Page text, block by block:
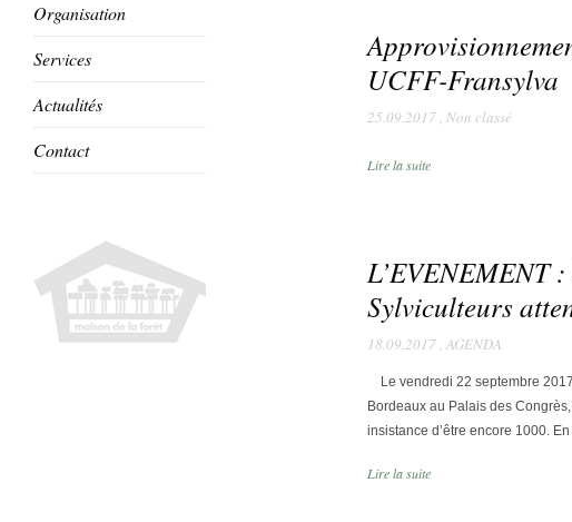
Organisation
Services
Actualités
Contact
UCFF-Fransylva
25.09.2017, Non classé
Lire la suite
L’EVENEMENT
Sylviculteurs
18.09.2017, AGENDA
Le vendredi 22 septembre
Bordeaux au Palais des
insistance d’être encore 1000.
Lire la suite